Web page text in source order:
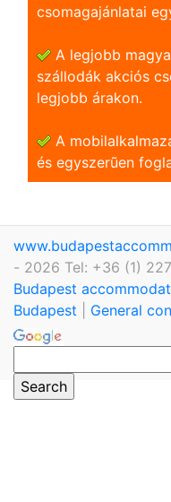
csomagajánlatai
A legjobb
szállodák akciós
legjobb árakon.
A
és egyszerũen
- 2026 Tel: +36 (1)
Budapest
Budapest
General